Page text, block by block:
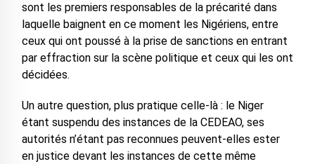
sont les premiers responsables de la précarité dans
laquelle baignent en ce moment les Nigériens, entre
ceux qui ont poussé à la prise de sanctions en entrant
par effraction sur la scène politique et ceux qui les ont
décidées.
Un autre question, plus pratique celle-là : le Niger
étant suspendu des instances de la CEDEAO, ses
autorités n’étant pas reconnues peuvent-elles ester
en justice devant les instances de cette même